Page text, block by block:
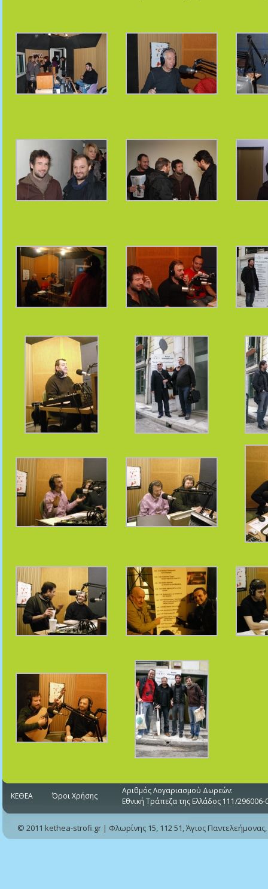
ΚΕΘΕΑ Όροι Χρήσης
Αριθμός Λογαριασμού Δωρεών:
Εθνική Τράπεζα της Ελλάδος 111/296006-
© 2011 kethea-strofi.gr | Φλωρίνης 15, 112 51, Άγιος Παντελεήμονας,